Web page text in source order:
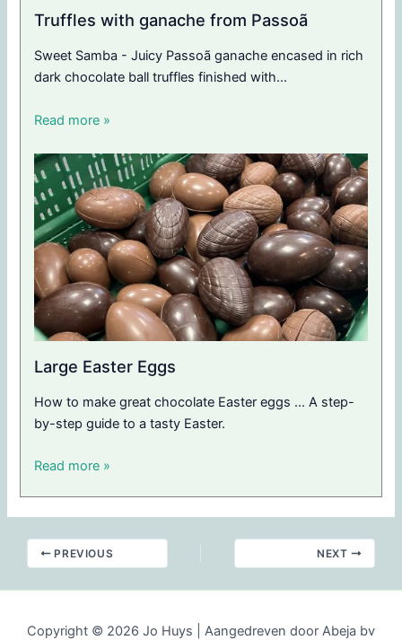
Truffles with ganache from Passoã
Sweet Samba - Juicy Passoã ganache encased in rich
dark chocolate ball truffles finished with…
Read more »
Large Easter Eggs
How to make great chocolate Easter eggs ... A step-
by-step guide to a tasty Easter.
Read more »
PREVIOUS NEXT
Copyright © 2026 Jo Huys | Aangedreven door Abeja bv